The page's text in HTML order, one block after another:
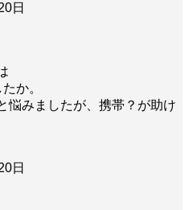
日
か。
悩みましたが、携帯？が助け
日